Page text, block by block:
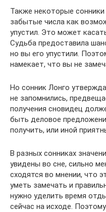
Также некоторые
забытые числа как
упустил. Это может
Судьба предоставила
но вы его упустили.
намекает, что вы не
Но сонник Лонго
не запомнились,
получения сновидец
быть деловое
получить, или иной
В разных сонниках
увидены во сне, сильно
сходятся во мнении, что
уметь замечать и
нужно уделить время
сейчас на исходе.